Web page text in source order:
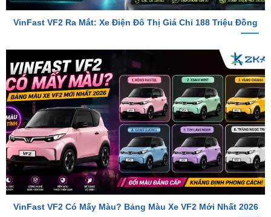
VinFast VF2 Có Mấy Màu? Bảng Màu Xe VF2 Mới Nhất 2026
TỔNG ĐÀI TƯ VẤN